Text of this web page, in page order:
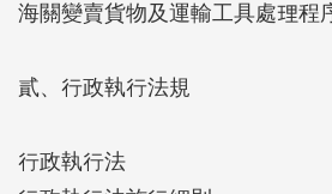
海關變賣貨物及運輸工具處理程
貳、行政執行法規
行政執行法